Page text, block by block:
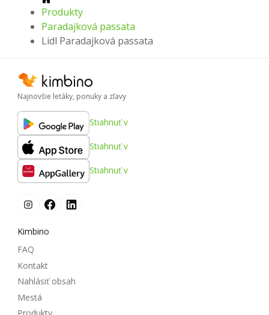
Produkty
Paradajková passata
Lidl Paradajková passata
Najnovšie letáky, ponuky a zľavy
Stiahnuť v
Stiahnuť v
Stiahnuť v
Kimbino
FAQ
Kontakt
Nahlásiť obsah
Mestá